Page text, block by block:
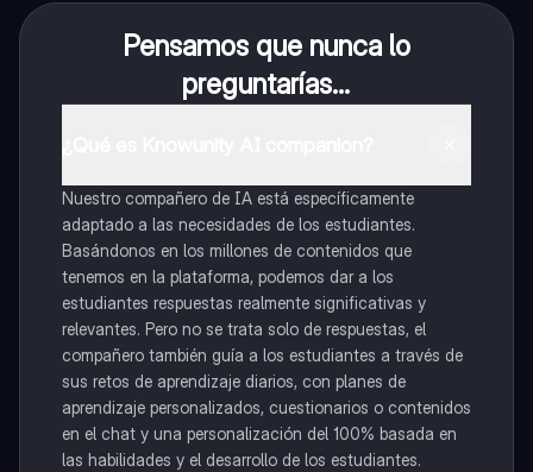
Pensamos que nunca lo
preguntarías...
Nuestro compañero de IA está específicamente
adaptado a las necesidades de los estudiantes.
Basándonos en los millones de contenidos que
tenemos en la plataforma, podemos dar a los
estudiantes respuestas realmente significativas y
relevantes. Pero no se trata solo de respuestas, el
compañero también guía a los estudiantes a través de
sus retos de aprendizaje diarios, con planes de
aprendizaje personalizados, cuestionarios o contenidos
en el chat y una personalización del 100% basada en
las habilidades y el desarrollo de los estudiantes.